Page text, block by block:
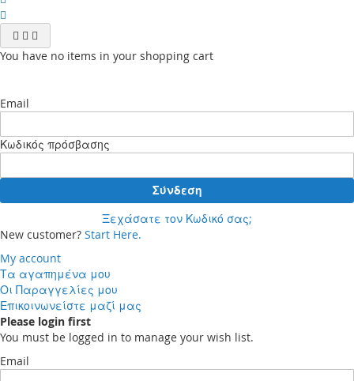
You have no items in your shopping cart
Email
Κωδικός πρόσβασης
Σύνδεση
Ξεχάσατε τον Κωδικό σας;
New customer? Start Here.
My account
Τα αγαπημένα μου
Οι Παραγγελίες μου
Επικοινωνείστε μαζί μας
Please login first
You must be logged in to manage your wish list.
Email